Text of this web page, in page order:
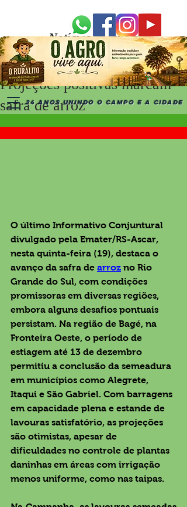
24 ANOS UNINDO O CAMPO E A CIDADE
Notícias Recentes
Projeções positivas marcam
safra de arroz
O último Informativo Conjuntural
divulgado pela Emater/RS-Ascar,
nesta quinta-feira (19), destaca o
avanço da safra de arroz no Rio
Grande do Sul, com condições
promissoras em diversas regiões,
embora alguns desafios pontuais
persistam. Na região de Bagé, na
Fronteira Oeste, o período de
estiagem até 13 de dezembro
permitiu a conclusão da semeadura
em municípios como Alegrete,
Itaqui e São Gabriel. Com barragens
em capacidade plena e estande de
lavouras satisfatório, as projeções
são otimistas, apesar de
dificuldades no controle de plantas
daninhas em áreas com irrigação
menos uniforme, como nas taipas.